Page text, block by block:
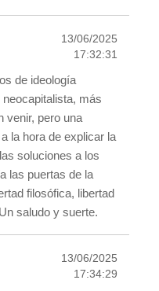
13/06/2025
17:32:31
de ideología
más
venir, pero una
la hora de explicar la
soluciones a los
las puertas de la
filosófica, libertad
saludo y suerte.
13/06/2025
17:34:29